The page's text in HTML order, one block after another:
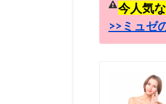
今人気
>>ミュゼ